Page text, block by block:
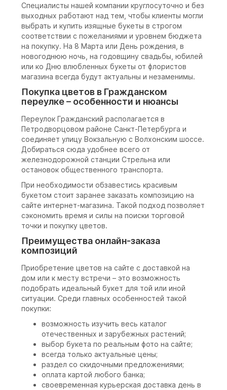
Специалисты нашей компании круглосуточно и без
выходных работают над тем, чтобы клиенты могли
выбрать и купить изящные букеты в строгом
соответствии с пожеланиями и уровнем бюджета
на покупку. На 8 Марта или День рождения, в
новогоднюю ночь, на годовщину свадьбы, юбилей
или ко Дню влюбленных букеты от флористов
магазина всегда будут актуальны и незаменимы.
Покупка цветов в Гражданском
переулке – особенности и нюансы
Переулок Гражданский располагается в
Петродворцовом районе Санкт-Петербурга и
соединяет улицу Вокзальную с Волхонским шоссе.
Добираться сюда удобнее всего от
железнодорожной станции Стрельна или
остановок общественного транспорта.
При необходимости обзавестись красивым
букетом стоит заранее заказать композицию на
сайте интернет-магазина. Такой подход позволяет
сэкономить время и силы на поиски торговой
точки и покупку цветов.
Преимущества онлайн-заказа
композиций
Приобретение цветов на сайте с доставкой на
дом или к месту встречи – это возможность
подобрать идеальный букет для той или иной
ситуации. Среди главных особенностей такой
покупки:
возможность изучить весь каталог
отечественных и зарубежных растений;
выбор букета по реальным фото на сайте;
всегда только актуальные цены;
раздел со скидочными предложениями;
оплата картой любого банка;
своевременная курьерская доставка день в